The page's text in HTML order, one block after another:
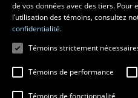
de vos données avec des tiers. Pour
l’utilisation des témoins, consultez
confidentialité.
Témoins strictement
Témoins de performance
Témoins de fonctionnalité